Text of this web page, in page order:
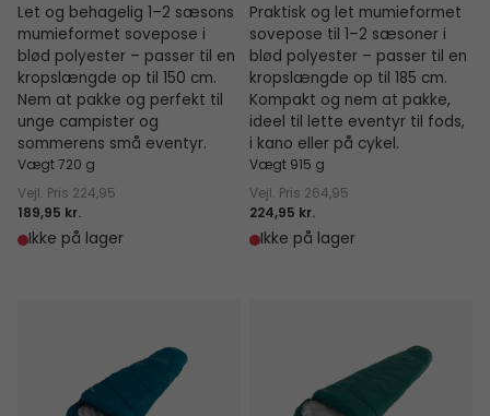
Let og behagelig 1–2 sæsons
mumieformet sovepose i
blød polyester – passer til en
kropslængde op til 150 cm.
Nem at pakke og perfekt til
unge campister og
sommerens små eventyr.
Vægt 720 g
Vejl. Pris 224,95
189,95 kr.
Ikke på lager
Praktisk og let mumieformet
sovepose til 1–2 sæsoner i
blød polyester – passer til en
kropslængde op til 185 cm.
Kompakt og nem at pakke,
ideel til lette eventyr til fods,
i kano eller på cykel.
Vægt 915 g
Vejl. Pris 264,95
224,95 kr.
Ikke på lager